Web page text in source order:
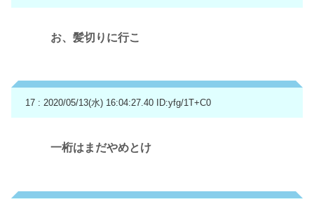
お、髪切りに行こ
17 : 2020/05/13(水) 16:04:27.40 ID:yfg/1T+C0
一桁はまだやめとけ